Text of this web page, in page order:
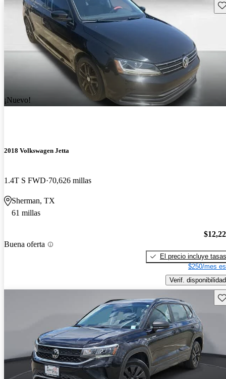
¡Nuevo!
2018 Volkswagen Jetta
1.4T S FWD 70,626 millas
Sherman, TX
61 millas
Buena oferta
El precio incluye tasas
$250/mes
Verif. disponibilidad